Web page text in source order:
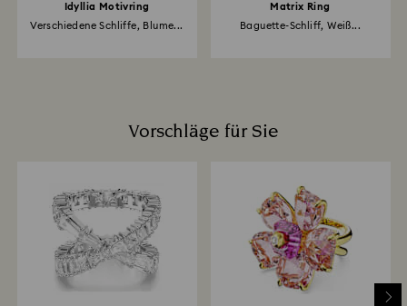
Idyllia Motivring
Verschiedene Schliffe, Blume...
Matrix Ring
Baguette-Schliff, Weiß...
Vorschläge für Sie